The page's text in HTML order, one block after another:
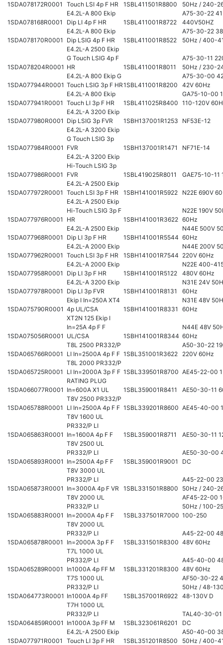
1SDA078172R0001
Touch LSI 4p F HR
1SBL411501R8800
50Hz / 240-
1SDA078168R0001
E4.2L-A 800 Ekip
Dip LI 4p F HR
1SBL411001R8722
A75-30-22
440V50HZ
1SDA078170R0001
E4.2L-A 800 Ekip
Dip LSIG 4p F HR
1SBL411001R8522
A75-30-22
50Hz / 400-
1SDA078204R0001
E4.2L-A 2500 Ekip
G Touch LSIG 4p F
HR
1SBL411001R8011
A75-30-11
50Hz / 230-
1SDA077944R0001
E4.2L-A 800 Ekip G
Touch LSIG 3p F HR1SBL411001R8200
A75-30-00
42V 60Hz
1SDA077941R0001
E4.2L-A 800 Ekip
Touch LI 3p F HR
1SBL411025R8400
GA75-10-00
110-120V
1SDA077980R0001
E4.2L-A 3200 Ekip
Dip LSIG 3p FVR
1SBH137001R1253 NF53E-12
1SDA077984R0001
E4.2L-A 3200 Ekip
G Touch LSIG 3p
FVR
1SBH137001R1471 NF71E-14
1SDA077986R0001
E4.2L-A 3200 Ekip
Hi-Touch LSIG 3p
FVR
1SBL419025R8011 GAE75-10-11
1SDA077972R0001
E4.2L-A 2500 Ekip
Touch LSI 3p F HR
1SBH141001R5922 N22E 690V
1SDA077976R0001
E4.2L-A 2500 Ekip
Hi-Touch LSIG 3p F
HR
1SBH141001R3622
N22E 190V
60Hz
1SDA077968R0001
E4.2L-A 2500 Ekip
Dip LI 3p F HR
1SBH141001R5544
N44E 500V
60Hz
1SDA077962R0001
E4.2L-A 2000 Ekip
Touch LSI 3p F HR
1SBH141001R7544
N44E 200V
220V 60Hz
1SDA077958R0001
E4.2L-A 2000 Ekip
Dip LI 3p F HR
1SBH141001R5122
N22E 400-
480V 60Hz
1SDA077978R0001
E4.2L-A 3200 Ekip
Dip LI 3p FVR
1SBH141001R8131
N31E 24V
60Hz
1SDA075790R0001
Ekip I In=250A XT4
4p UL/CSA
1SBH141001R8331
N31E 48V
60Hz
1SDA075056R0001
XT2N 125 Ekip I
In=25A 4p F F
UL/CSA
1SBH141001R8344
N44E 48V
60Hz
1SDA065766R0001
T8L 2500 PR332/P
LI In=2500A 4p F F 1SBL351001R3622
A50-30-22
220V 60Hz
1SDA065725R0001
T8L 2000 PR332/P
LI In=2000A 3p F F 1SBL339501R8700 AE45-22-00
1SDA066077R0001
RATING PLUG
In=600A X1 UL
1SBL359001R8411 AE50-30-11
1SDA065788R0001
T8V 2500 PR332/P
LI In=2500A 4p F F 1SBL339201R8600 AE45-40-00
1SDA065863R0001
T8V 1600 UL
PR332/P LI
In=1600A 4p F F
1SBL359001R8711 AE50-30-11
1SDA065893R0001
T8V 2500 UL
PR332/P LI
In=2500A 4p F F
1SBL359001R9001
AE50-30-00
DC
1SDA065873R0001
T8V 3000 UL
PR332/P LI
In=3000A 4p F VR
1SBL331501R8800
A45-22-00
50Hz / 240-
1SDA065883R0001
T8V 2000 UL
PR332/P LI
In=2000A 4p F F
1SBL337501R7000
AF45-22-00
50Hz / 100-
100-250
1SDA065878R0001
T8V 2000 UL
PR332/P LI
In=2000A 3p F F
1SBL331501R8300
A45-22-00
48V 60Hz
1SDA065289R0001
T7L 1000 UL
PR332/P LI
In1000A 4p FF M
1SBL331201R8300
A45-40-00
48V 60Hz
1SDA064773R0001
T7S 1000 UL
PR332/P LI
In1000A 4p FF
1SBL357001R6922
AF50-30-22
50Hz / 48-
48-130V D
1SDA064859R0001
T7H 1000 UL
PR332/P LI
In1000A 3p FF M
1SBL323061R6201
TAL40-30-01
DC
1SDA077971R0001
E4.2L-A 2500 Ekip
Touch LI 3p F HR
1SBL351201R8500
A50-40-00
50Hz / 400-